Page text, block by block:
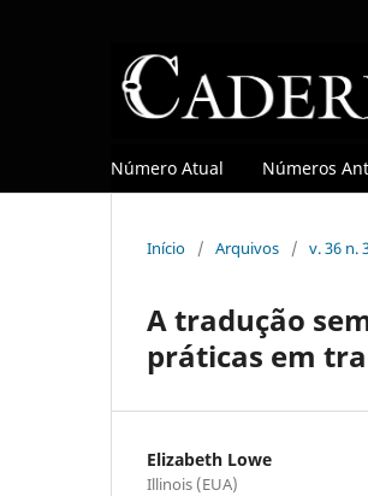
Número Atual Números
Início / Arquivos / v. 36 n.
A tradução
práticas em
Elizabeth Lowe
Illinois (EUA)